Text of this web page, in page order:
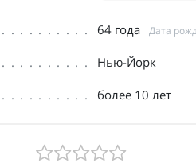
64 года Дата
Нью-Йорк
более 10 лет